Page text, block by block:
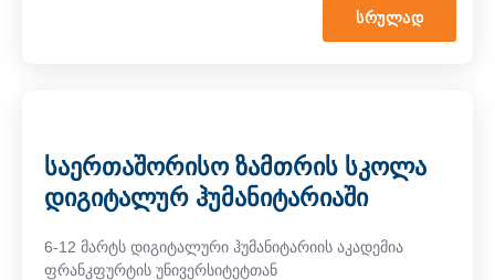
ᲡᲠᲣᲚᲐᲓ
საერთაშორისო ზამთრის სკოლა
დიგიტალურ ჰუმანიტარიაში
6-12 მარტს დიგიტალური ჰუმანიტარიის აკადემია
ფრანკფურტის უნივერსიტეტთან